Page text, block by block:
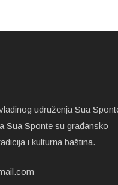
udruženja Sua
Sua Sponte su građansko
i kulturna baština.